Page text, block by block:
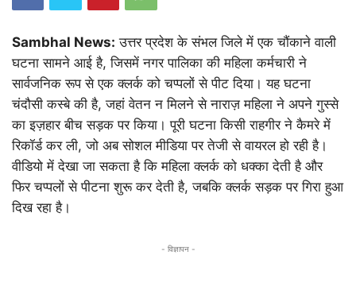
Sambhal News: उत्तर प्रदेश के संभल जिले में एक चौंकाने वाली
घटना सामने आई है, जिसमें नगर पालिका की महिला कर्मचारी ने
सार्वजनिक रूप से एक क्लर्क को चप्पलों से पीट दिया। यह घटना
चंदौसी कस्बे की है, जहां वेतन न मिलने से नाराज़ महिला ने अपने गुस्से
का इज़हार बीच सड़क पर किया। पूरी घटना किसी राहगीर ने कैमरे में
रिकॉर्ड कर ली, जो अब सोशल मीडिया पर तेजी से वायरल हो रही है।
वीडियो में देखा जा सकता है कि महिला क्लर्क को धक्का देती है और
फिर चप्पलों से पीटना शुरू कर देती है, जबकि क्लर्क सड़क पर गिरा हुआ
दिख रहा है।
- विज्ञापन -